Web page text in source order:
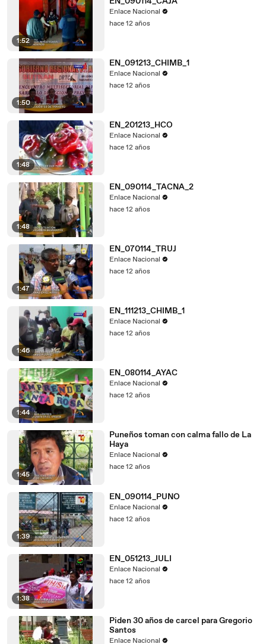
1:52
Enlace Nacional
hace 12 años
1:50
EN_091213_CHIMB_1
Enlace Nacional
hace 12 años
1:48
EN_201213_HCO
Enlace Nacional
hace 12 años
1:48
EN_090114_TACNA_2
Enlace Nacional
hace 12 años
1:47
EN_070114_TRUJ
Enlace Nacional
hace 12 años
1:46
EN_111213_CHIMB_1
Enlace Nacional
hace 12 años
1:44
EN_080114_AYAC
Enlace Nacional
hace 12 años
1:45
Puneños toman con calma fallo de La
Haya
Enlace Nacional
hace 12 años
1:39
EN_090114_PUNO
Enlace Nacional
hace 12 años
1:38
EN_051213_JULI
Enlace Nacional
hace 12 años
Piden 30 años de carcel para Gregorio
Santos
Enlace Nacional